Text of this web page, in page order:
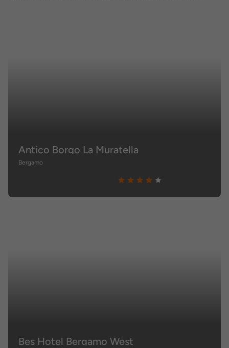
Antico Borgo La Muratella
Bergamo
Bes Hotel Bergamo West